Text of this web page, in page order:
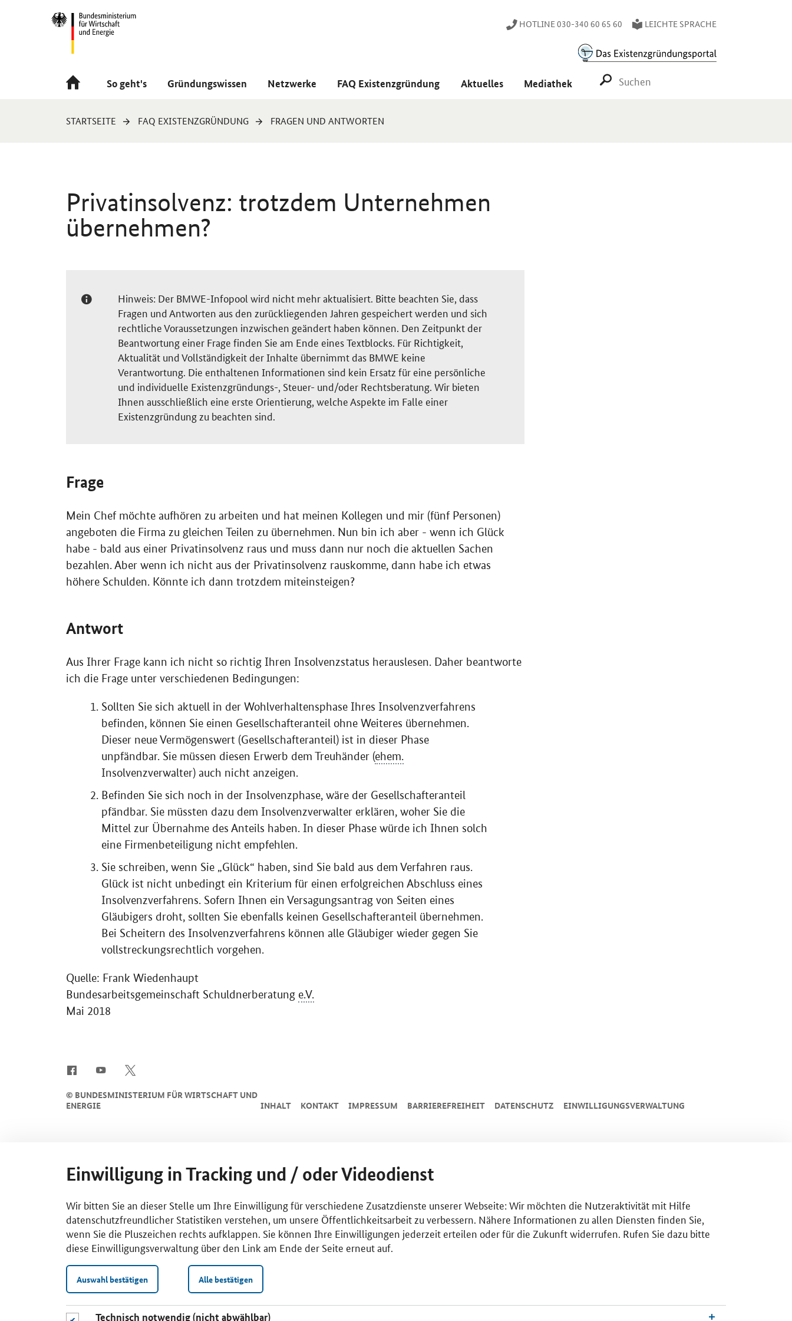
Navigation
Hauptmenü HOTLINE 030-340 60 65 60 LEICHTE SPRACHE
So geht's Gründungswissen Netzwerke FAQ Existenzgründung Aktuelles Mediathek SUCHE STARTEN
Sie
STARTSEITE FAQ EXISTENZGRÜNDUNG FRAGEN UND ANTWORTEN
Privatinsolvenz: trotzdem Unternehmen
übernehmen?
Hinweis: Der BMWE-Infopool wird nicht mehr aktualisiert. Bitte beachten Sie, dass
Fragen und Antworten aus den zurückliegenden Jahren gespeichert werden und sich
rechtliche Voraussetzungen inzwischen geändert haben können. Den Zeitpunkt der
Beantwortung einer Frage finden Sie am Ende eines Textblocks. Für Richtigkeit,
Aktualität und Vollständigkeit der Inhalte übernimmt das BMWE keine
Verantwortung. Die enthaltenen Informationen sind kein Ersatz für eine persönliche
und individuelle Existenzgründungs-, Steuer- und/oder Rechtsberatung. Wir bieten
Ihnen ausschließlich eine erste Orientierung, welche Aspekte im Falle einer
Existenzgründung zu beachten sind.
Frage
Mein Chef möchte aufhören zu arbeiten und hat meinen Kollegen und mir (fünf Personen)
angeboten die Firma zu gleichen Teilen zu übernehmen. Nun bin ich aber - wenn ich Glück
habe - bald aus einer Privatinsolvenz raus und muss dann nur noch die aktuellen Sachen
bezahlen. Aber wenn ich nicht aus der Privatinsolvenz rauskomme, dann habe ich etwas
höhere Schulden. Könnte ich dann trotzdem miteinsteigen?
Antwort
Aus Ihrer Frage kann ich nicht so richtig Ihren Insolvenzstatus herauslesen. Daher beantworte
ich die Frage unter verschiedenen Bedingungen:
Sollten Sie sich aktuell in der Wohlverhaltensphase Ihres Insolvenzverfahrens
befinden, können Sie einen Gesellschafteranteil ohne Weiteres übernehmen.
Dieser neue Vermögenswert (Gesellschafteranteil) ist in dieser Phase
unpfändbar. Sie müssen diesen Erwerb dem Treuhänder (ehem.
Insolvenzverwalter) auch nicht anzeigen.
Befinden Sie sich noch in der Insolvenzphase, wäre der Gesellschafteranteil
pfändbar. Sie müssten dazu dem Insolvenzverwalter erklären, woher Sie die
Mittel zur Übernahme des Anteils haben. In dieser Phase würde ich Ihnen solch
eine Firmenbeteiligung nicht empfehlen.
Sie schreiben, wenn Sie „Glück“ haben, sind Sie bald aus dem Verfahren raus.
Glück ist nicht unbedingt ein Kriterium für einen erfolgreichen Abschluss eines
Insolvenzverfahrens. Sofern Ihnen ein Versagungsantrag von Seiten eines
Gläubigers droht, sollten Sie ebenfalls keinen Gesellschafteranteil übernehmen.
Bei Scheitern des Insolvenzverfahrens können alle Gläubiger wieder gegen Sie
vollstreckungsrechtlich vorgehen.
Quelle: Frank Wiedenhaupt
Bundesarbeitsgemeinschaft Schuldnerberatung e.V.
Mai 2018
© BUNDESMINISTERIUM FÜR WIRTSCHAFT UND
ENERGIE
INHALT KONTAKT IMPRESSUM BARRIEREFREIHEIT DATENSCHUTZ EINWILLIGUNGSVERWALTUNG
Einwilligung in Tracking und / oder Videodienst
Wir bitten Sie an dieser Stelle um Ihre Einwilligung für verschiedene Zusatzdienste unserer Webseite: Wir möchten die Nutzeraktivität mit Hilfe
datenschutzfreundlicher Statistiken verstehen, um unsere Öffentlichkeitsarbeit zu verbessern. Nähere Informationen zu allen Diensten finden Sie,
wenn Sie die Pluszeichen rechts aufklappen. Sie können Ihre Einwilligungen jederzeit erteilen oder für die Zukunft widerrufen. Rufen Sie dazu bitte
diese Einwilligungsverwaltung über den Link am Ende der Seite erneut auf.
Auswahl bestätigen Alle bestätigen
Technisch notwendig (nicht abwählbar)